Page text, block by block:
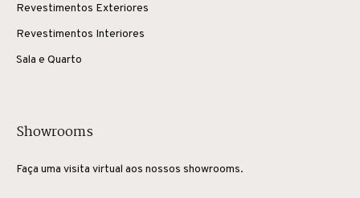
Revestimentos Exteriores
Revestimentos Interiores
Sala e Quarto
Showrooms
Faça uma visita virtual aos nossos showrooms.